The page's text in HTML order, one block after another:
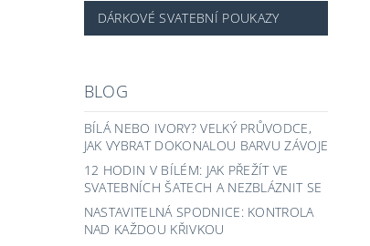
DÁRKOVÉ SVATEBNÍ POUKAZY
BLOG
BÍLÁ NEBO IVORY? VELKÝ PRŮVODCE,
JAK VYBRAT DOKONALOU BARVU ZÁVOJE
12 HODIN V BÍLÉM: JAK PŘEŽÍT VE
SVATEBNÍCH ŠATECH A NEZBLÁZNIT SE
NASTAVITELNÁ SPODNICE: KONTROLA
NAD KAŽDOU KŘIVKOU